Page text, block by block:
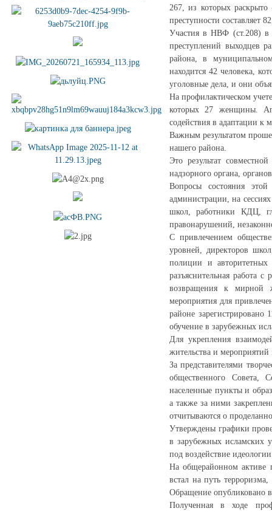
267, из которых
преступности составляет
Участия в НВФ (ст.208) в
преступлений
района, в
находится 42 человека,
уголовные дела, и они
На профилактическом
которых 27 женщины.
содействия в адаптации к
Важным результатом
нашего района.
Это результат
надзорного органа,
Вопросы состояния
администрации, на
школ, работники КДЦ,
правонарушений,
С привлечением
уровней, директоров
полиции и авторитетных
разъяснительная работа
возвращения к мирной
мероприятия для
районе
обучение в зарубежных
Для укрепления
жительства и мероприятий
За представителями
общественного Совета,
населенные пункты и
а также за ними
отчитываются о
Утверждены графики
в зарубежных исламских
под воздействие
На общерайонном активе
встал на путь
Обращение опубликовано
Полученная в ходе